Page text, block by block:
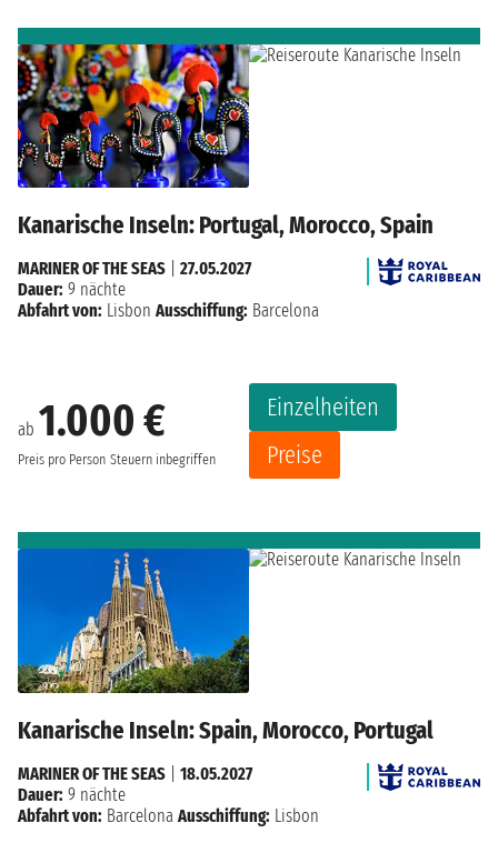
Kanarische Inseln: Portugal, Morocco, Spain
ab 1.000 €
Preis pro Person Steuern inbegriffen
Einzelheiten
Preise
MARINER OF THE SEAS
27.05.2027
Dauer: 9 nächte
Abfahrt von: Lisbon Ausschiffung: Barcelona
Kanarische Inseln: Spain, Morocco, Portugal
MARINER OF THE SEAS
18.05.2027
Dauer: 9 nächte
Abfahrt von: Barcelona Ausschiffung: Lisbon